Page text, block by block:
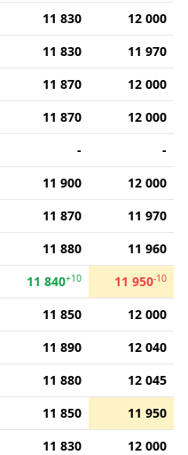
11 830
12 000
11 830
11 970
11 870
12 000
11 870
12 000
-
-
11 900
12 000
11 870
11 970
11 880
11 960
11 840+10 11 950-10
11 850
12 000
11 890
12 040
11 880
12 045
11 850
11 950
11 830
12 000